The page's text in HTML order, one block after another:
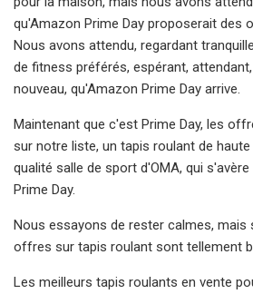
qu'Amazon Prime Day proposerait des
Nous avons attendu, regardant
de fitness préférés, espérant,
nouveau, qu'Amazon Prime Day arrive.
Maintenant que c'est Prime Day, les
sur notre liste, un tapis roulant de
qualité salle de sport d'OMA, qui
Prime Day.
Nous essayons de rester calmes, mais
offres sur tapis roulant sont tellement
Les meilleurs tapis roulants en vente